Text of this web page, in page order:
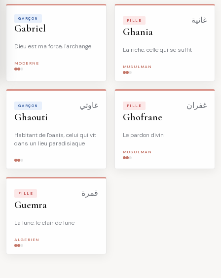
GARÇON
Gabriel
Dieu est ma force, l'archange
MODERNE
FILLE غانية
Ghania
La riche, celle qui se suffit
MUSULMAN
GARÇON غاوتي
Ghaouti
Habitant de l'oasis, celui qui vit
dans un lieu paradisiaque
FILLE غفران
Ghofrane
Le pardon divin
MUSULMAN
FILLE قمرة
Guemra
La lune, le clair de lune
ALGERIEN